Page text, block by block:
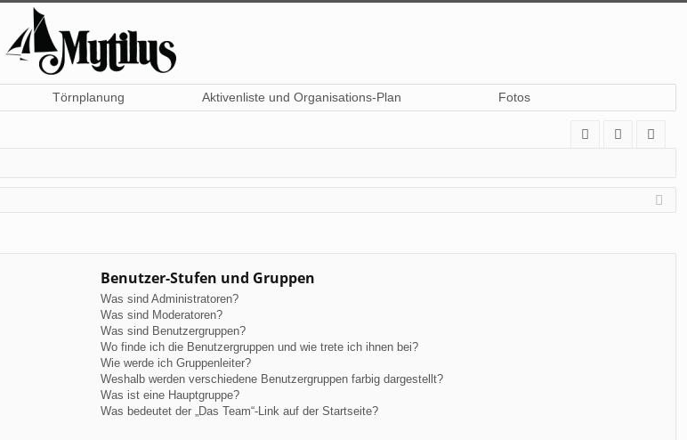
Törnplanung Aktivenliste und Organisations-Plan Fotos
Q
m
el
ist
rie
Benutzer-Stufen und Gruppen
Was sind Administratoren?
Was sind Moderatoren?
Was sind Benutzergruppen?
Wo finde ich die Benutzergruppen und wie trete ich ihnen bei?
Wie werde ich Gruppenleiter?
Weshalb werden verschiedene Benutzergruppen farbig dargestellt?
Was ist eine Hauptgruppe?
Was bedeutet der „Das Team“-Link auf der Startseite?